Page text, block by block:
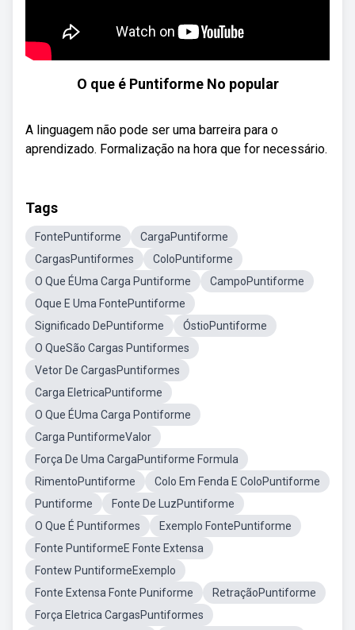
O que é Puntiforme No popular
A linguagem não pode ser uma barreira para o
aprendizado. Formalização na hora que for necessário.
Tags
FontePuntiforme
CargaPuntiforme
CargasPuntiformes
ColoPuntiforme
O Que ÉUma Carga Puntiforme
CampoPuntiforme
Oque E Uma FontePuntiforme
Significado DePuntiforme
ÓstioPuntiforme
O QueSão Cargas Puntiformes
Vetor De CargasPuntiformes
Carga EletricaPuntiforme
O Que ÉUma Carga Pontiforme
Carga PuntiformeValor
Força De Uma CargaPuntiforme Formula
RimentoPuntiforme
Colo Em Fenda E ColoPuntiforme
Puntiforme
Fonte De LuzPuntiforme
O Que É Puntiformes
Exemplo FontePuntiforme
Fonte PuntiformeE Fonte Extensa
Fontew PuntiformeExemplo
Fonte Extensa Fonte Puniforme
RetraçãoPuntiforme
Força Eletrica CargasPuntiformes